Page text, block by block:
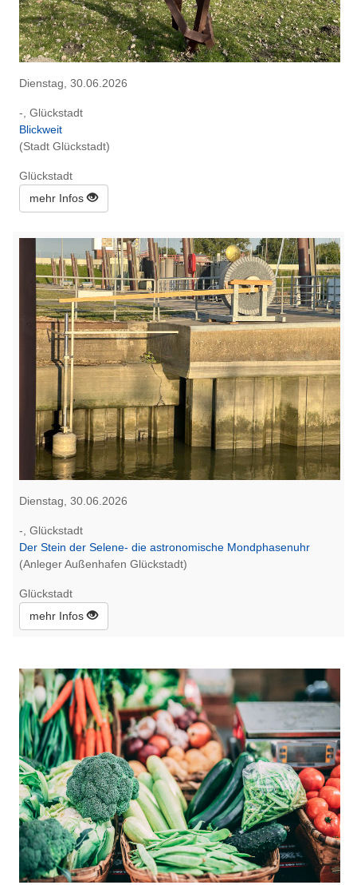
Dienstag, 30.06.2026
-, Glückstadt
Blickweit
(Stadt Glückstadt)
Glückstadt
mehr Infos
Dienstag, 30.06.2026
-, Glückstadt
Der Stein der Selene- die astronomische Mondphasenuhr
(Anleger Außenhafen Glückstadt)
Glückstadt
mehr Infos